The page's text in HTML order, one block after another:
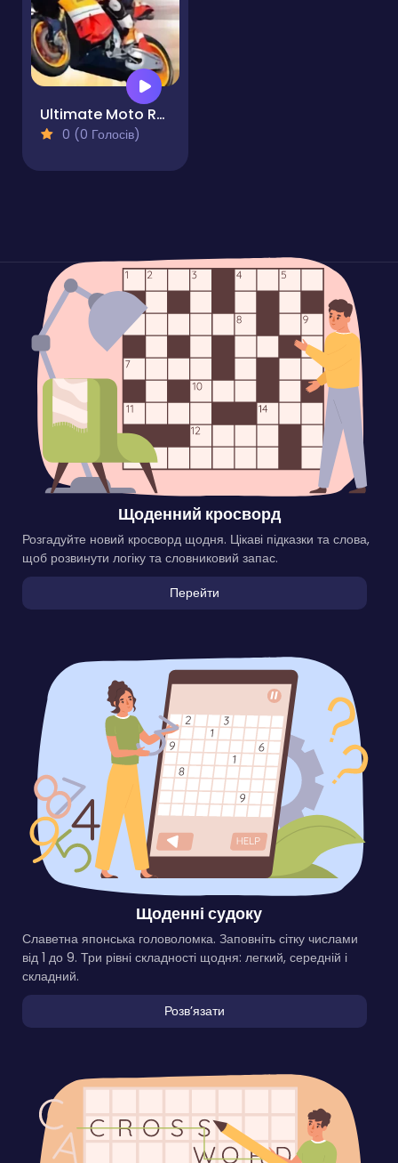
Ultimate Moto RR 4
0 (0 Голосів)
Щоденний кросворд
Розгадуйте новий кросворд щодня. Цікаві підказки та слова,
щоб розвинути логіку та словниковий запас.
Перейти
Щоденні судоку
Славетна японська головоломка. Заповніть сітку числами
від 1 до 9. Три рівні складності щодня: легкий, середній і
складний.
Розвʼязати